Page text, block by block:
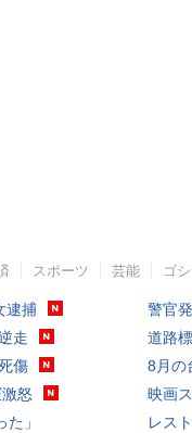
スポーツ 芸能 ゴ
逮捕
走
傷
怒
」
警官
道路
8月の
映画
レス